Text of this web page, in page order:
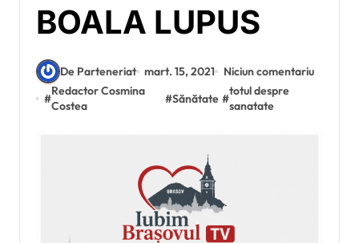
BOALA LUPUS
De Parteneriat mart. 15, 2021
Niciun comentariu
#
Redactor Cosmina
Costea
#Sănătate #
totul despre
sanatate